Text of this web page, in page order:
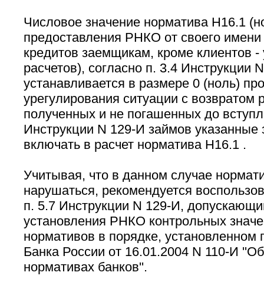
Числовое значение норматива Н16.1
предоставления РНКО от своего имени
кредитов заемщикам, кроме клиентов -
расчетов), согласно п. 3.4 Инструкции
устанавливается в размере 0 (ноль)
урегулирования ситуации с
полученных и не погашенных до
Инструкции N 129-И займов указанные
включать в расчет норматива Н16.1 .
Учитывая, что в данном случае
нарушаться, рекомендуется
п. 5.7 Инструкции N 129-И,
установления РНКО контрольных
нормативов в порядке, установленном
Банка России от 16.01.2004 N 110-И
нормативах банков''.